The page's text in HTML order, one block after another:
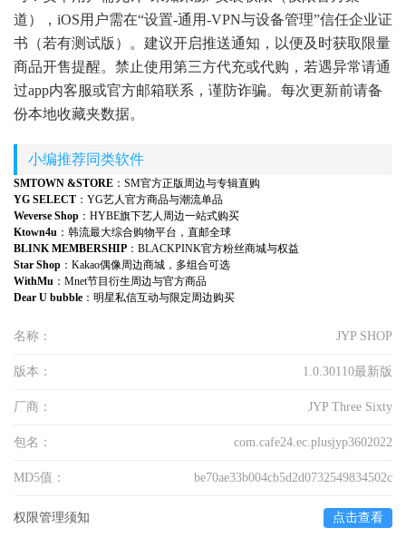
道），iOS用户需在“设置-通用-VPN与设备管理”信任企业证
书（若有测试版）。建议开启推送通知，以便及时获取限量
商品开售提醒。禁止使用第三方代充或代购，若遇异常请通
过app内客服或官方邮箱联系，谨防诈骗。每次更新前请备
份本地收藏夹数据。
小编推荐同类软件
SMTOWN &STORE ：SM官方正版周边与专辑直购
YG SELECT ：YG艺人官方商品与潮流单品
Weverse Shop ：HYBE旗下艺人周边一站式购买
Ktown4u ：韩流最大综合购物平台，直邮全球
BLINK MEMBERSHIP ：BLACKPINK官方粉丝商城与权益
Star Shop ：Kakao偶像周边商城，多组合可选
WithMu ：Mnet节目衍生周边与官方商品
Dear U bubble ：明星私信互动与限定周边购买
名称： JYP SHOP
版本： 1.0.30110最新版
厂商： JYP Three Sixty
包名： com.cafe24.ec.plusjyp3602022
MD5值： be70ae33b004cb5d2d0732549834502c
权限管理须知 点击查看